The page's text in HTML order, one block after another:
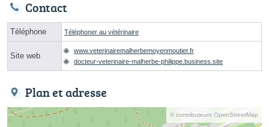
Contact
Téléphone Téléphoner au vétérinaire
Site web
www.veterinairemalherbemoyenmoutier.fr
docteur-veterinaire-malherbe-philippe.business.site
Plan et adresse
© contributeurs OpenStreetMap